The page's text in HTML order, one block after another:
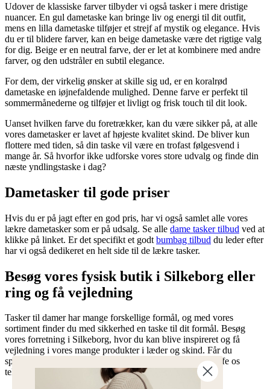
Udover de klassiske farver tilbyder vi også tasker i mere dristige
nuancer. En gul dametaske kan bringe liv og energi til dit outfit,
mens en lilla dametaske tilføjer et strejf af mystik og elegance. Hvis
du er til blidere farver, kan en beige dametaske være det rigtige valg
for dig. Beige er en neutral farve, der er let at kombinere med andre
farver, og den udstråler en subtil elegance.
For dem, der virkelig ønsker at skille sig ud, er en koralrød
dametaske en iøjnefaldende mulighed. Denne farve er perfekt til
sommermånederne og tilføjer et livligt og frisk touch til dit look.
Uanset hvilken farve du foretrækker, kan du være sikker på, at alle
vores dametasker er lavet af højeste kvalitet skind. De bliver kun
flottere med tiden, så din taske vil være en trofast følgesvend i
mange år. Så hvorfor ikke udforske vores store udvalg og finde din
næste yndlingstaske i dag?
Dametasker til gode priser
Hvis du er på jagt efter en god pris, har vi også samlet alle vores
lækre dametasker som er på udsalg. Se alle dame tasker tilbud ved at
klikke på linket. Er det specifikt et godt bumbag tilbud du leder efter
har vi også dedikeret en helt side til de lækre tasker.
Besøg vores fysisk butik i Silkeborg eller
ring og få vejledning
Tasker til damer har mange forskellige formål, og med vores
sortiment finder du med sikkerhed en taske til dit formål. Besøg
vores forretning i Silkeborg, hvor du kan blive inspireret og få
vejledning i vores mange produkter i læder og skind. Får du
spørgsmål til nogle af vore sonline produkter, kan du træffe os
telefonisk i tidsrummet 11:00-14:00 på
22 62 51 10